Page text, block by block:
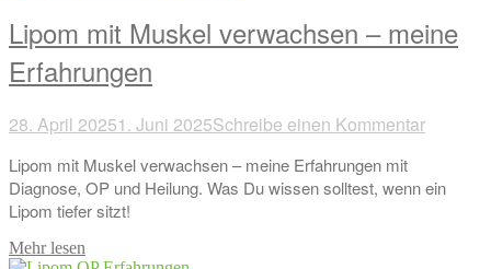
Lipom mit Muskel verwachsen – meine
Erfahrungen
28. April 20251. Juni 2025Schreibe einen Kommentar
Lipom mit Muskel verwachsen – meine Erfahrungen mit
Diagnose, OP und Heilung. Was Du wissen solltest, wenn ein
Lipom tiefer sitzt!
Mehr lesen